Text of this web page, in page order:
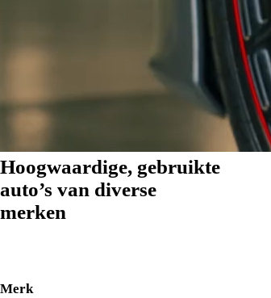
Hoogwaardige, gebruikte
auto’s van diverse
merken
Merk